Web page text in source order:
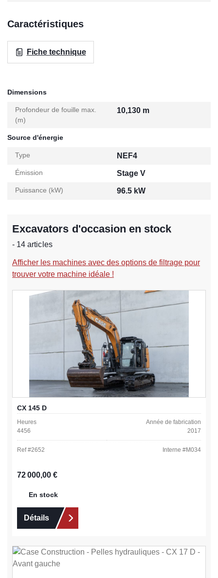
Caractéristiques
Fiche technique
Dimensions
Profondeur de fouille max.
(m)
10,130 m
Source d'énergie
Type NEF4
Émission Stage V
Puissance (kW) 96.5 kW
Excavators d'occasion en stock
- 14 articles
Afficher les machines avec des options de filtrage pour
trouver votre machine idéale !
CX 145 D
Heures
4456
Année de fabrication
2017
Ref #2652 Interne #M034
Prix régulier :
72 000,00 €
En stock
Détails